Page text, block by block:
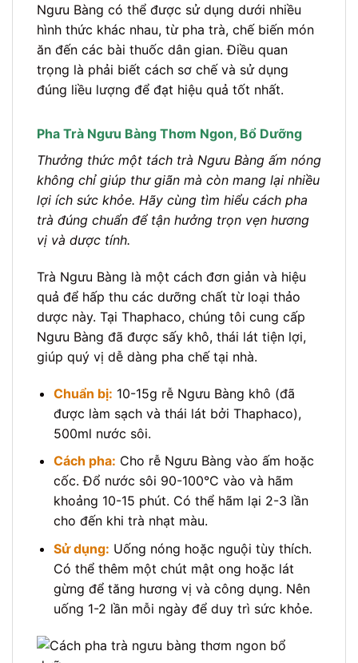
Ngưu Bàng có thể được sử dụng dưới nhiều
hình thức khác nhau, từ pha trà, chế biến món
ăn đến các bài thuốc dân gian. Điều quan
trọng là phải biết cách sơ chế và sử dụng
đúng liều lượng để đạt hiệu quả tốt nhất.
Pha Trà Ngưu Bàng Thơm Ngon, Bổ Dưỡng
Thưởng thức một tách trà Ngưu Bàng ấm nóng
không chỉ giúp thư giãn mà còn mang lại nhiều
lợi ích sức khỏe. Hãy cùng tìm hiểu cách pha
trà đúng chuẩn để tận hưởng trọn vẹn hương
vị và dược tính.
Trà Ngưu Bàng là một cách đơn giản và hiệu
quả để hấp thu các dưỡng chất từ loại thảo
dược này. Tại Thaphaco, chúng tôi cung cấp
Ngưu Bàng đã được sấy khô, thái lát tiện lợi,
giúp quý vị dễ dàng pha chế tại nhà.
Chuẩn bị: 10-15g rễ Ngưu Bàng khô (đã
được làm sạch và thái lát bởi Thaphaco),
500ml nước sôi.
Cách pha: Cho rễ Ngưu Bàng vào ấm hoặc
cốc. Đổ nước sôi 90-100°C vào và hãm
khoảng 10-15 phút. Có thể hãm lại 2-3 lần
cho đến khi trà nhạt màu.
Sử dụng: Uống nóng hoặc nguội tùy thích.
Có thể thêm một chút mật ong hoặc lát
gừng để tăng hương vị và công dụng. Nên
uống 1-2 lần mỗi ngày để duy trì sức khỏe.